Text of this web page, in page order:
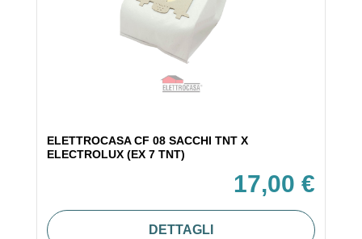
ELETTROCASA CF 08 SACCHI TNT X
ELECTROLUX (EX 7 TNT)
17,00 €
DETTAGLI